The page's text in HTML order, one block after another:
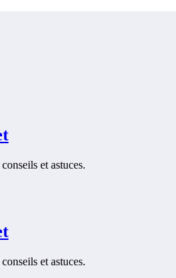
et astuces.
et astuces.